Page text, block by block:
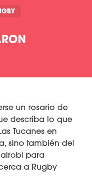
un rosario de
describa lo que
Tucanes en
sino también del
para
a Rugby